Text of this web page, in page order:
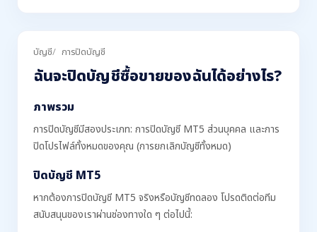
บัญชี การปิดบัญชี
ฉันจะปิดบัญชีซื้อขายของฉันได้อย่างไร?
ภาพรวม
การปิดบัญชีมีสองประเภท: การปิดบัญชี MT5 ส่วนบุคคล และการ
ปิดโปรไฟล์ทั้งหมดของคุณ (การยกเลิกบัญชีทั้งหมด)
ปิดบัญชี MT5
หากต้องการปิดบัญชี MT5 จริงหรือบัญชีทดลอง โปรดติดต่อทีม
สนับสนุนของเราผ่านช่องทางใด ๆ ต่อไปนี้: